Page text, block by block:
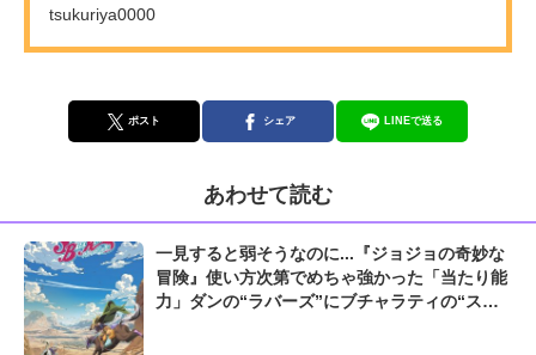
tsukuriya0000
ポスト シェア LINEで送る
あわせて読む
一見すると弱そうなのに...『ジョジョの奇妙な
冒険』使い方次第でめちゃ強かった「当たり能
力」ダンの“ラバーズ”にブチャラティの“ステ